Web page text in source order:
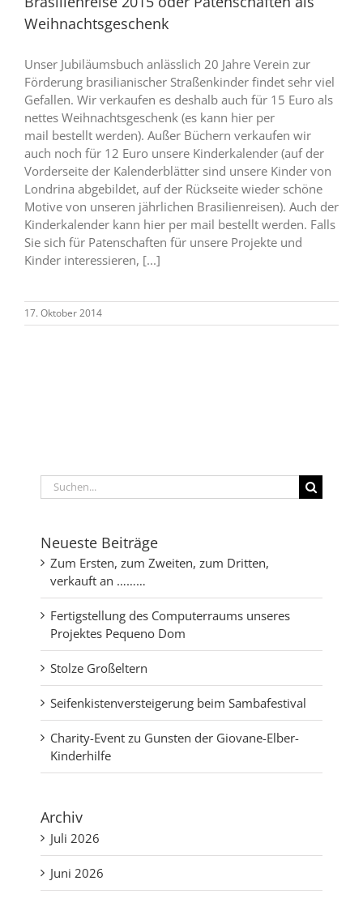
Weihnachtsgeschenk
Unser Jubiläumsbuch anlässlich 20 Jahre Verein zur
Förderung brasilianischer Straßenkinder findet sehr viel
Gefallen. Wir verkaufen es deshalb auch für 15 Euro als
nettes Weihnachtsgeschenk (es kann hier per
mail bestellt werden). Außer Büchern verkaufen wir
auch noch für 12 Euro unsere Kinderkalender (auf der
Vorderseite der Kalenderblätter sind unsere Kinder von
Londrina abgebildet, auf der Rückseite wieder schöne
Motive von unseren jährlichen Brasilienreisen). Auch der
Kinderkalender kann hier per mail bestellt werden. Falls
Sie sich für Patenschaften für unsere Projekte und
Kinder interessieren, [...]
17. Oktober 2014
Suche
nach:
Neueste Beiträge
Zum Ersten, zum Zweiten, zum Dritten,
verkauft an ………
Fertigstellung des Computerraums unseres
Projektes Pequeno Dom
Stolze Großeltern
Seifenkistenversteigerung beim Sambafestival
Charity-Event zu Gunsten der Giovane-Elber-
Kinderhilfe
Archiv
Juli 2026
Juni 2026